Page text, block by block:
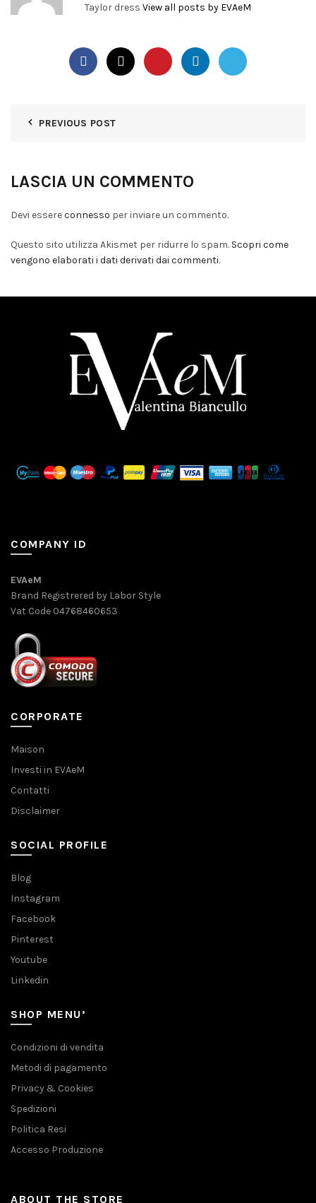
Taylor dress View all posts by EVAeM
PREVIOUS POST
LASCIA UN COMMENTO
Devi essereconnesso per inviare un commento.
Questo sito utilizza Akismet per ridurre lo spam. Scopri come
vengono elaborati i dati derivati dai commenti.
COMPANY ID
EVAeM
Brand Registrered by Labor Style
Vat Code 04768460653
CORPORATE
Maison
Investi in EVAeM
Contatti
Disclaimer
SOCIAL PROFILE
Blog
Instagram
Facebook
Pinterest
Youtube
Linkedin
SHOP MENU’
Condizioni di vendita
Metodi di pagamento
Privacy & Cookies
Spedizioni
Politica Resi
Accesso Produzione
ABOUT THE STORE